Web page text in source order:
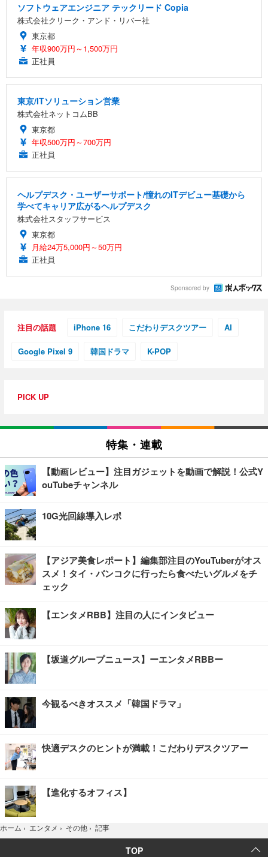
ソフトウェアエンジニア テックリード Copia
株式会社クリーク・アンド・リバー社
東京都
年収900万円～1,500万円
正社員
東京/ITソリューション営業
株式会社ネットコムBB
東京都
年収500万円～700万円
正社員
ヘルプデスク・ユーザーサポート/憧れのITデビュー基礎から
学べてキャリア広がるヘルプデスク
株式会社スタッフサービス
東京都
月給24万5,000円～50万円
正社員
Sponsored by
注目の話題 iPhone 16 こだわりデスクツアー AI
Google Pixel 9 韓国ドラマ K-POP
PICK UP
特集・連載
【動画レビュー】注目ガジェットを動画で解説！公式Y
ouTubeチャンネル
10G光回線導入レポ
【アジア美食レポート】編集部注目のYouTuberがオス
スメ！タイ・バンコクに行ったら食べたいグルメをチ
ェック
【エンタメRBB】注目の人にインタビュー
【坂道グループニュース】ーエンタメRBBー
今観るべきオススメ「韓国ドラマ」
快適デスクのヒントが満載！こだわりデスクツアー
【進化するオフィス】
ホーム › エンタメ › その他 › 記事
TOP